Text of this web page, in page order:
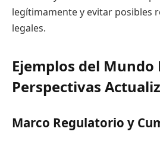
legítimamente y evitar posibles
legales.
Ejemplos del Mundo
Perspectivas
Marco Regulatorio y